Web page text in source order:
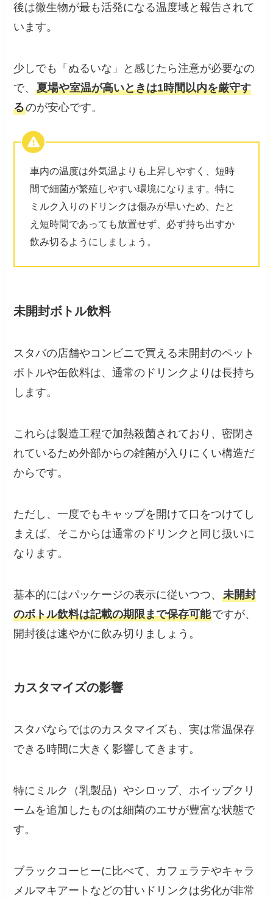
後は微生物が最も活発になる温度域と報告されて
います。
少しでも「ぬるいな」と感じたら注意が必要なの
で、夏場や室温が高いときは1時間以内を厳守す
るのが安心です。
車内の温度は外気温よりも上昇しやすく、短時
間で細菌が繁殖しやすい環境になります。特に
ミルク入りのドリンクは傷みが早いため、たと
え短時間であっても放置せず、必ず持ち出すか
飲み切るようにしましょう。
未開封ボトル飲料
スタバの店舗やコンビニで買える未開封のペット
ボトルや缶飲料は、通常のドリンクよりは長持ち
します。
これらは製造工程で加熱殺菌されており、密閉さ
れているため外部からの雑菌が入りにくい構造だ
からです。
ただし、一度でもキャップを開けて口をつけてし
まえば、そこからは通常のドリンクと同じ扱いに
なります。
基本的にはパッケージの表示に従いつつ、未開封
のボトル飲料は記載の期限まで保存可能ですが、
開封後は速やかに飲み切りましょう。
カスタマイズの影響
スタバならではのカスタマイズも、実は常温保存
できる時間に大きく影響してきます。
特にミルク（乳製品）やシロップ、ホイップクリ
ームを追加したものは細菌のエサが豊富な状態で
す。
ブラックコーヒーに比べて、カフェラテやキャラ
メルマキアートなどの甘いドリンクは劣化が非常